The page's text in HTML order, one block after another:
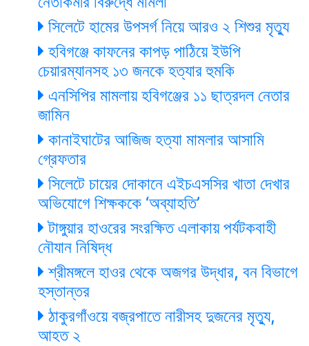
সিলেটে হামের উপসর্গ নিয়ে আরও ২ শিশুর মৃত্যু
হবিগঞ্জে কাফনের কাপড় পাঠিয়ে ইউপি
চেয়ারম্যানসহ ১৩ জনকে হত্যার হুমকি
এনসিপির মামলায় হবিগঞ্জের ১১ ছাত্রদল নেতার
জামিন
কানাইঘাটের আজিজ হত্যা মামলার আসামি
গ্রেফতার
সিলেটে চায়ের দোকানে এইচএসসির খাতা দেখার
অভিযোগে শিক্ষককে ‘অব্যাহতি’
টাঙ্গুয়ার হাওরের সংরক্ষিত এলাকায় পর্যটকবাহী
নৌযান নিষিদ্ধ
শ্রীমঙ্গলে হাওর থেকে অজগর উদ্ধার, বন বিভাগে
হস্তান্তর
ঠাকুরগাঁওয়ে বজ্রপাতে নারীসহ দুজনের মৃত্যু,
আহত ২